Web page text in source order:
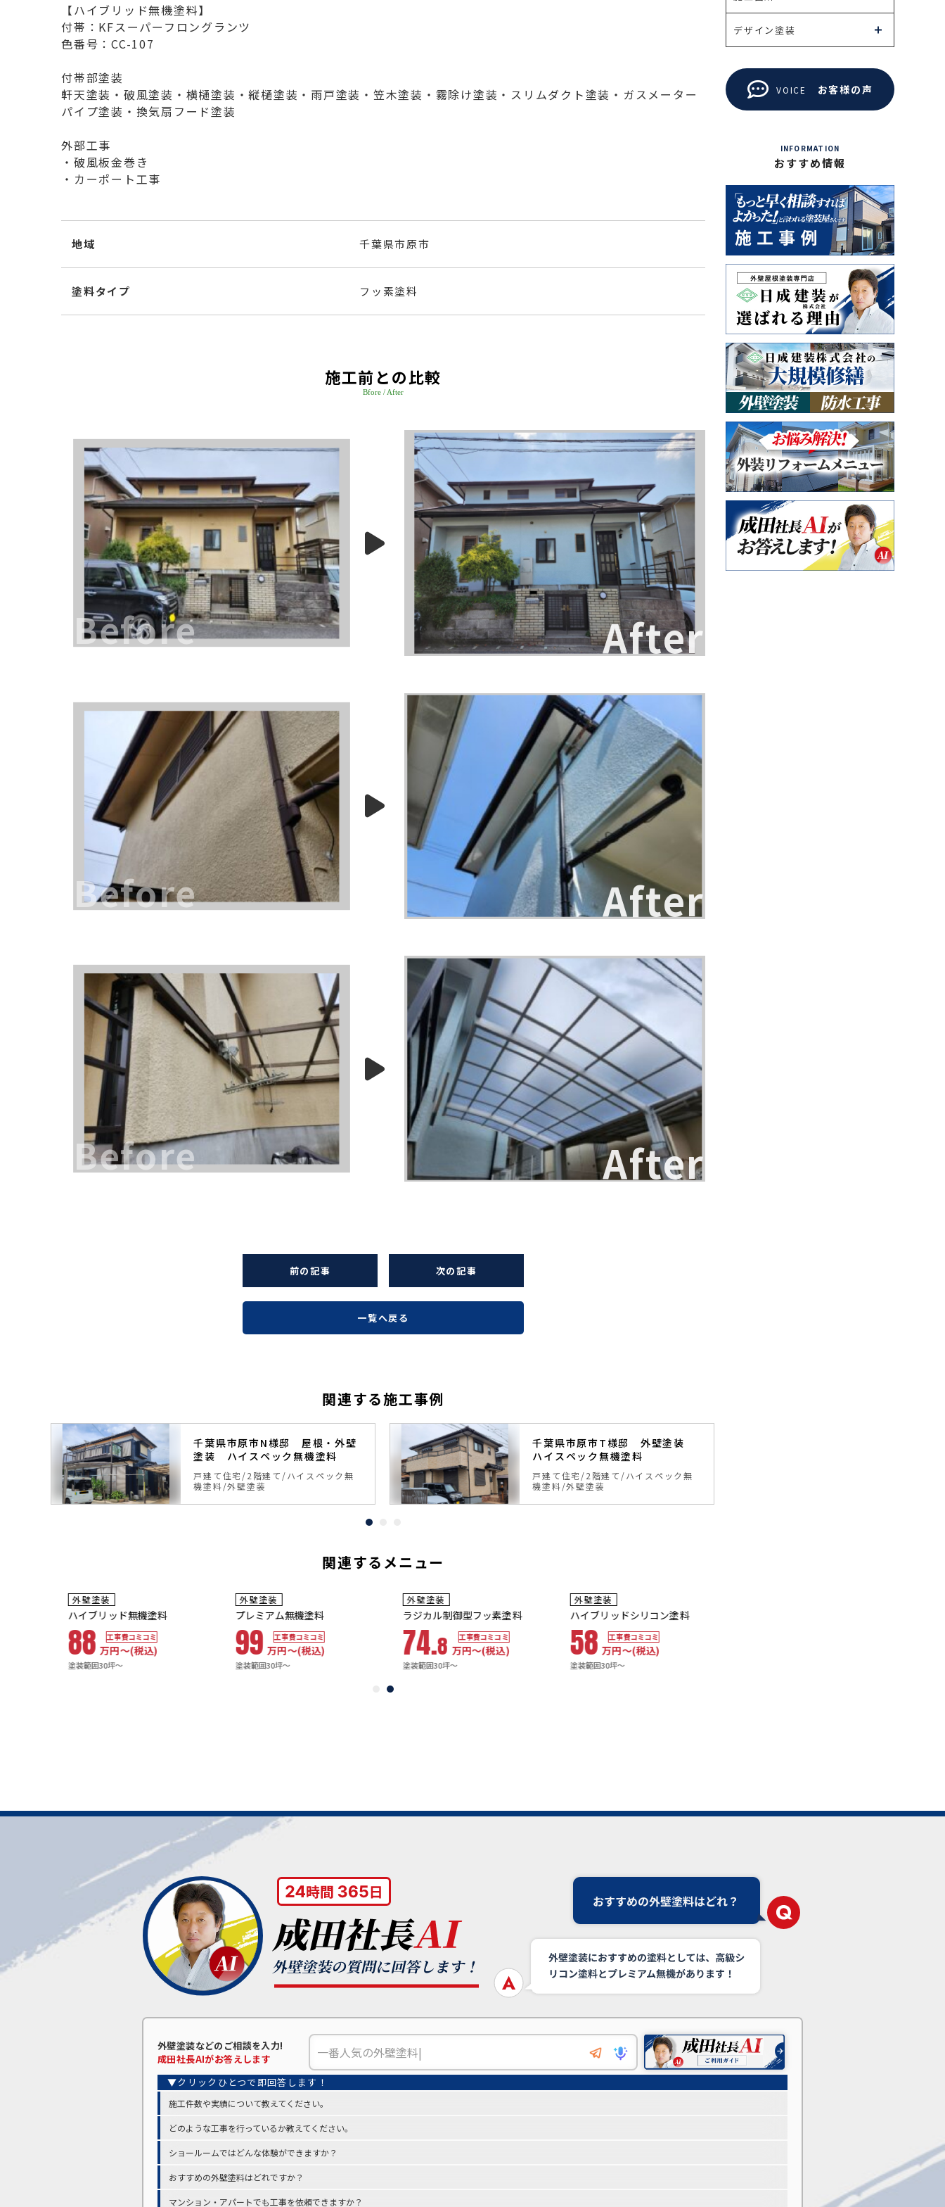
【ハイブリッド無機塗料】
付帯：KFスーパーフロングランツ
色番号：CC-107
付帯部塗装
軒天塗装・破風塗装・横樋塗装・縦樋塗装・雨戸塗装・笠木塗装・霧除け塗装・スリムダクト塗装・ガスメーター
パイプ塗装・換気扇フード塗装
外部工事
・破風板金巻き
・カーポート工事
地域 千葉県市原市
塗料タイプ フッ素塗料
施工前との比較
Bfore / After
前の記事 次の記事
一覧へ戻る
関連する施工事例
千葉県市原市N様邸 屋根・外壁
塗装 ハイスペック無機塗料
戸建て住宅 2階建て
ハイスペック無
機塗料 外壁塗装
千葉県市原市T様邸 外壁塗装
ハイスペック無機塗料
戸建て住宅 2階建て
ハイスペック無
機塗料 外壁塗装
関連するメニュー
耐用年数
16~20年
外壁塗装
ハイブリッド無機塗料
88 万円〜(税込)
工事費コミコミ
塗装範囲30坪～
耐用年数
20年~25年
外壁塗装
プレミアム無機塗料
99 万円〜(税込)
工事費コミコミ
塗装範囲30坪～
耐用年数
13~15年
外壁塗装
ラジカル制御型フッ素塗料
74.8 万円〜(税込)
工事費コミコミ
塗装範囲30坪～
耐用年数
10~12年
外壁塗装
ハイブリッドシリコン塗料
58 万円〜(税込)
工事費コミコミ
塗装範囲30坪～
デザイン塗装
VOICE お客様の声
INFORMATION
おすすめ情報
外壁塗装などの ご相談を入力!
成田社長AIがお答えします
施工件数や実績について教えてください。
どのような工事を行っているか教えてください。
ショールームではどんな体験ができますか？
おすすめの外壁塗料はどれですか？
マンション・アパートでも工事を依頼できますか？